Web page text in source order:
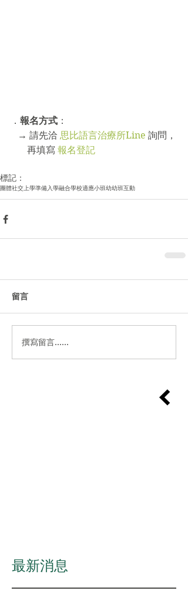
． 報名方式 ：
   → 請先洽
思比語言治療所Line 詢問，
       再填寫
報名登記
標記：
團體社交 上學準備入學融合學校適應小班幼幼班互動
留言
撰寫留言......
​最新消息